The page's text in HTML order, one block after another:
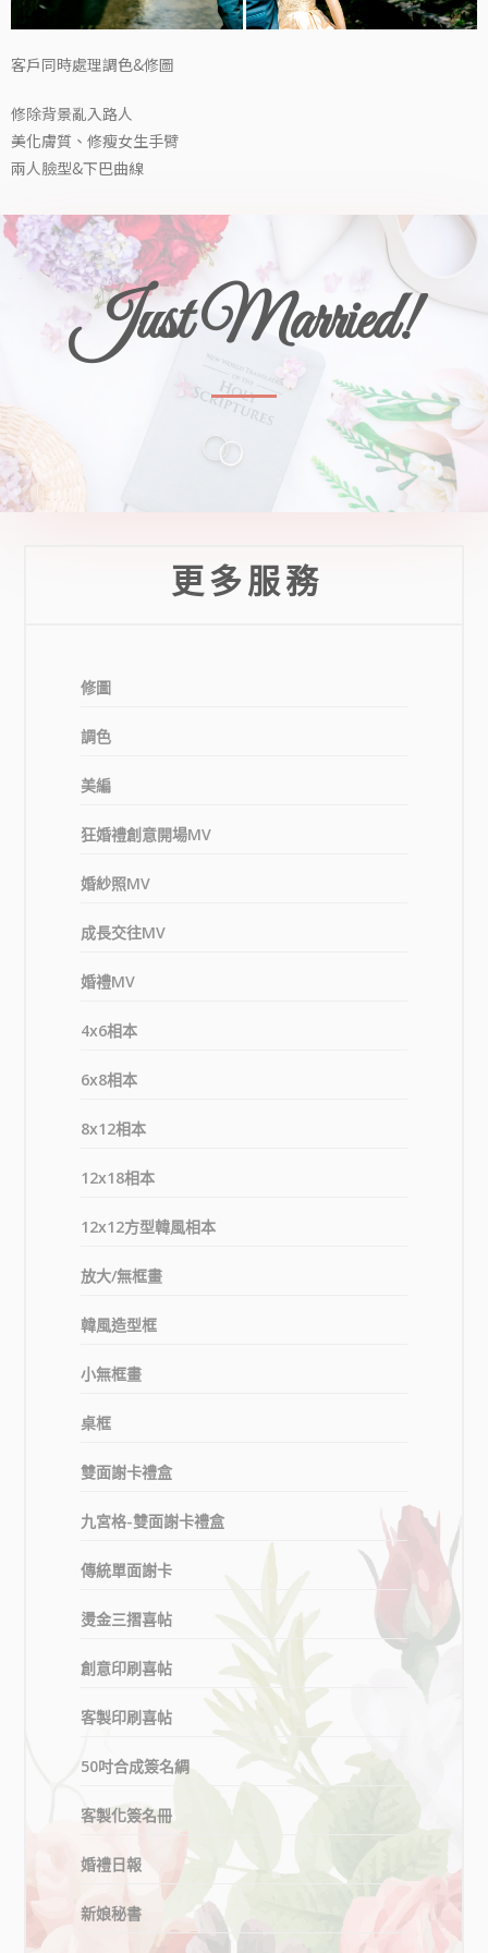
客戶同時處理調色&修圖
修除背景亂入路人
美化膚質、修瘦女生手臂
兩人臉型&下巴曲線
Just Married!
更 多 服 務
修圖
調色
美編
狂婚禮創意開場MV
婚紗照MV
成長交往MV
婚禮MV
4x6相本
6x8相本
8x12相本
12x18相本
12x12方型韓風相本
放大/無框畫
韓風造型框
小無框畫
桌框
雙面謝卡禮盒
九宮格-雙面謝卡禮盒
傳統單面謝卡
燙金三摺喜帖
創意印刷喜帖
客製印刷喜帖
50吋合成簽名綢
客製化簽名冊
婚禮日報
新娘秘書